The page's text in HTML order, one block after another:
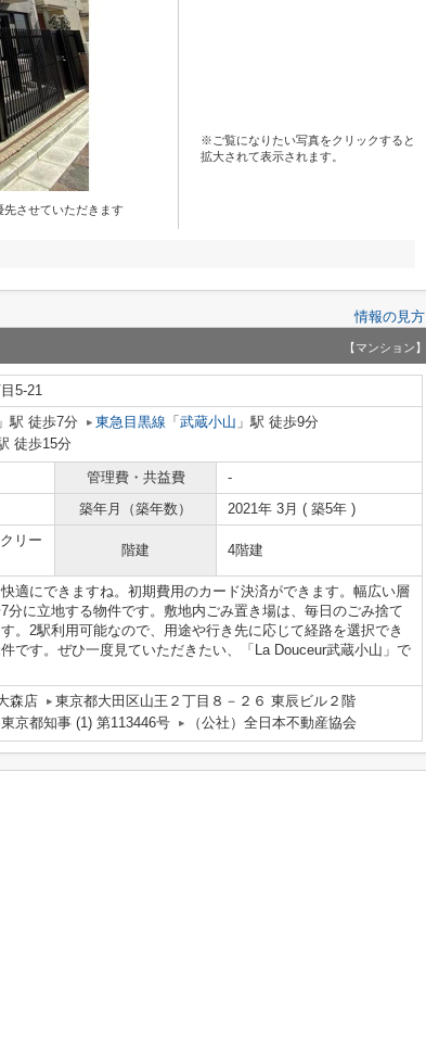
させていただきます
※ご覧になりたい写真をクリックすると
拡大されて表示されます。
情報の見方
【マンション】
5-21
」駅 徒歩7分 東急目黒線 「 武蔵小山 」駅 徒歩9分
徒歩15分
管理費・共益費
-
築年月（築年数） 2021年 3月 ( 築5年 )
リー
階建 4階建
適にできますね。初期費用のカード決済ができます。幅広い層
分に立地する物件です。敷地内ごみ置き場は、毎日のごみ捨て
。2駅利用可能なので、用途や行き先に応じて経路を選択でき
です。ぜひ一度見ていただきたい、「La Douceur武蔵小山」で
森店
東京都大田区山王２丁目８－２６ 東辰ビル２階
東京都知事 (1) 第113446号 （公社）全日本不動産協会